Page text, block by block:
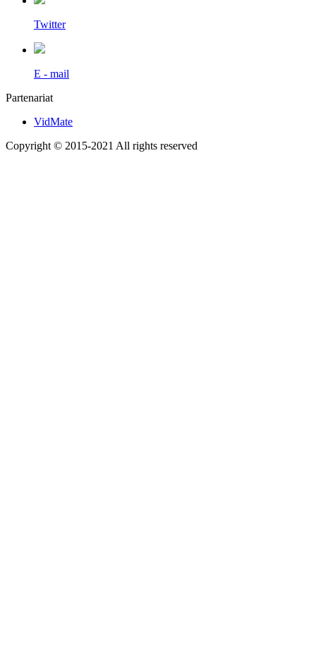
Twitter
E - mail
Partenariat
VidMate
Copyright © 2015-2021 All rights reserved